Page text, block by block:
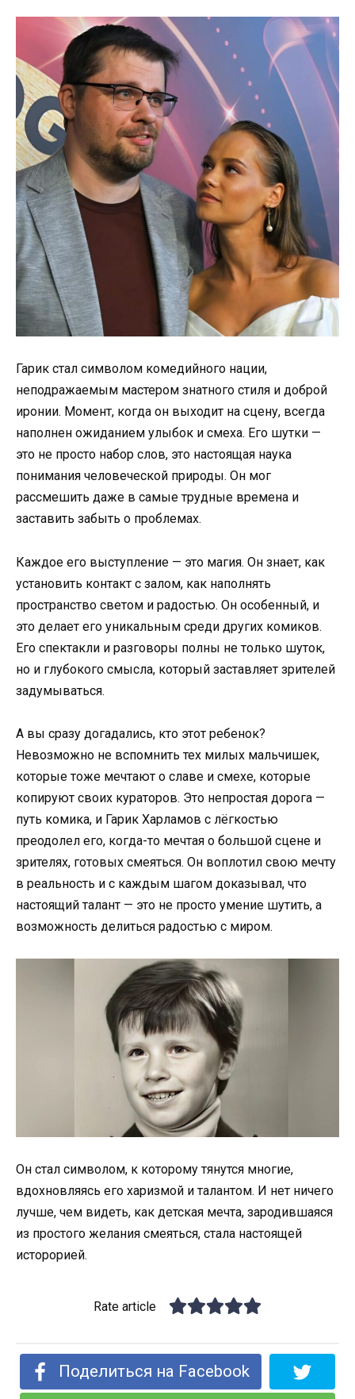
Гарик стал символом комедийного нации,
неподражаемым мастером знатного стиля и доброй
иронии. Момент, когда он выходит на сцену, всегда
наполнен ожиданием улыбок и смеха. Его шутки —
это не просто набор слов, это настоящая наука
понимания человеческой природы. Он мог
рассмешить даже в самые трудные времена и
заставить забыть о проблемах.
Каждое его выступление — это магия. Он знает, как
установить контакт с залом, как наполнять
пространство светом и радостью. Он особенный, и
это делает его уникальным среди других комиков.
Его спектакли и разговоры полны не только шуток,
но и глубокого смысла, который заставляет зрителей
задумываться.
А вы сразу догадались, кто этот ребенок?
Невозможно не вспомнить тех милых мальчишек,
которые тоже мечтают о славе и смехе, которые
копируют своих кураторов. Это непростая дорога —
путь комика, и Гарик Харламов с лёгкостью
преодолел его, когда-то мечтая о большой сцене и
зрителях, готовых смеяться. Он воплотил свою мечту
в реальность и с каждым шагом доказывал, что
настоящий талант — это не просто умение шутить, а
возможность делиться радостью с миром.
Он стал символом, к которому тянутся многие,
вдохновляясь его харизмой и талантом. И нет ничего
лучше, чем видеть, как детская мечта, зародившаяся
из простого желания смеяться, стала настоящей
исторорией.
Rate article
Поделиться на Facebook